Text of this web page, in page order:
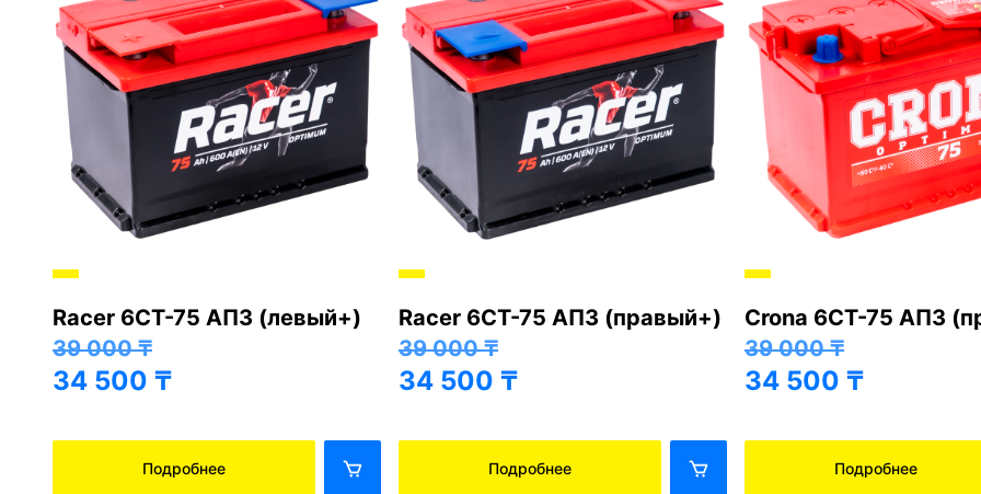
Racer 6СТ-75 АПЗ (левый+)
39 000₸
34 500 ₸
Подробнее
Racer 6СТ-75 АПЗ (правый+)
39 000₸
34 500 ₸
Подробнее
Crona 6СТ-75 АПЗ
39 000₸
34 500 ₸
Подробнее